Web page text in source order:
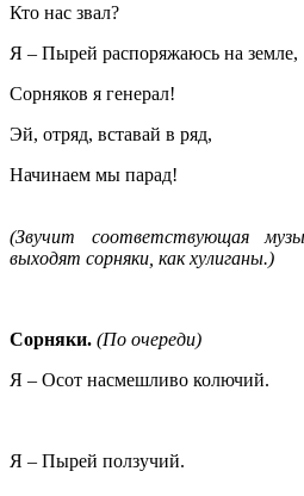
Кто нас звал?
Я – Пырей распоряжаюсь на земле,
Сорняков я генерал!
Эй, отряд, вставай в ряд,
Начинаем мы парад!
(Звучит соответствующая
выходят сорняки, как хулиганы.)
Сорняки. (По очереди)
Я – Осот насмешливо колючий.
Я – Пырей ползучий.